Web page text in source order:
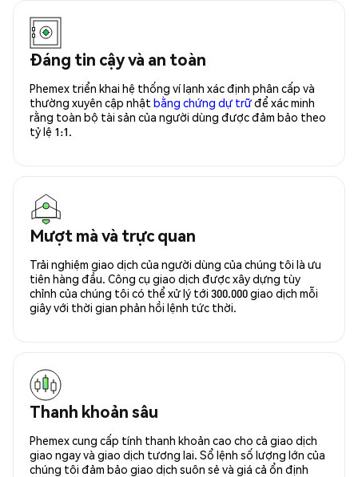
Đáng tin cậy và an toàn
Phemex triển khai hệ thống ví lạnh xác định phân cấp và
thường xuyên cập nhật bằng chứng dự trữđể xác minh
rằng toàn bộ tài sản của người dùng được đảm bảo theo
tỷ lệ 1:1.
Mượt mà và trực quan
Trải nghiệm giao dịch của người dùng của chúng tôi là ưu
tiên hàng đầu. Công cụ giao dịch được xây dựng tùy
chỉnh của chúng tôi có thể xử lý tới 300.000 giao dịch mỗi
giây với thời gian phản hồi lệnh tức thời.
Thanh khoản sâu
Phemex cung cấp tính thanh khoản cao cho cả giao dịch
giao ngay và giao dịch tương lai. Sổ lệnh số lượng lớn của
chúng tôi đảm bảo giao dịch suôn sẻ và giá cả ổn định